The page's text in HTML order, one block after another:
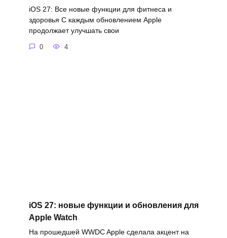
iOS 27: Все новые функции для фитнеса и
здоровья С каждым обновлением Apple
продолжает улучшать свои
0 4
iOS 27: новые функции и обновления для
Apple Watch
На прошедшей WWDC Apple сделала акцент на